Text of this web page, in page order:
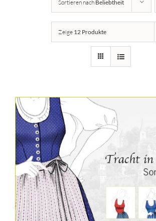
Kärntner Bildungswerk
Buch
Kontakt
Warenkorb
Sortieren nach Beliebtheit
Zeige 12 Produkte